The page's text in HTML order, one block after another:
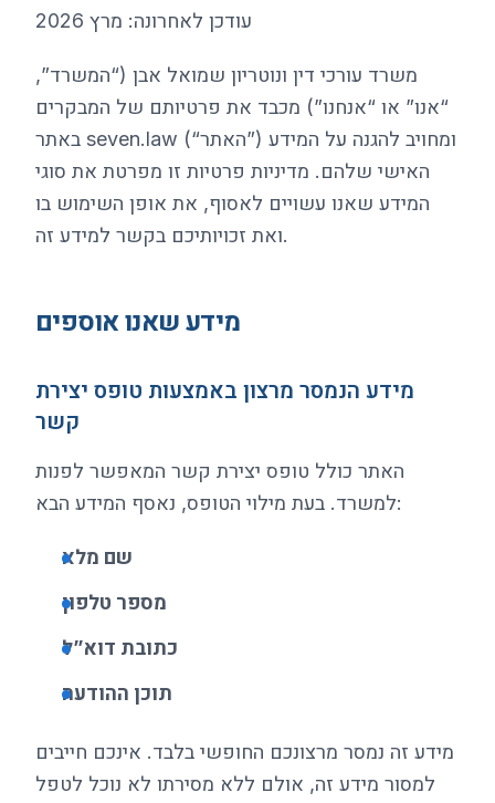
עודכן לאחרונה: מרץ 2026
משרד עורכי דין ונוטריון שמואל אבן (“המשרד”,
“אנו” או “אנחנו”) מכבד את פרטיותם של המבקרים
באתר seven.law (“האתר”) ומחויב להגנה על המידע
האישי שלהם. מדיניות פרטיות זו מפרטת את סוגי
המידע שאנו עשויים לאסוף, את אופן השימוש בו
ואת זכויותיכם בקשר למידע זה.
מידע שאנו אוספים
מידע הנמסר מרצון באמצעות טופס יצירת
קשר
האתר כולל טופס יצירת קשר המאפשר לפנות
למשרד. בעת מילוי הטופס, נאסף המידע הבא:
שם מלא
מספר טלפון
כתובת דוא”ל
תוכן ההודעה
מידע זה נמסר מרצונכם החופשי בלבד. אינכם חייבים
למסור מידע זה, אולם ללא מסירתו לא נוכל לטפל